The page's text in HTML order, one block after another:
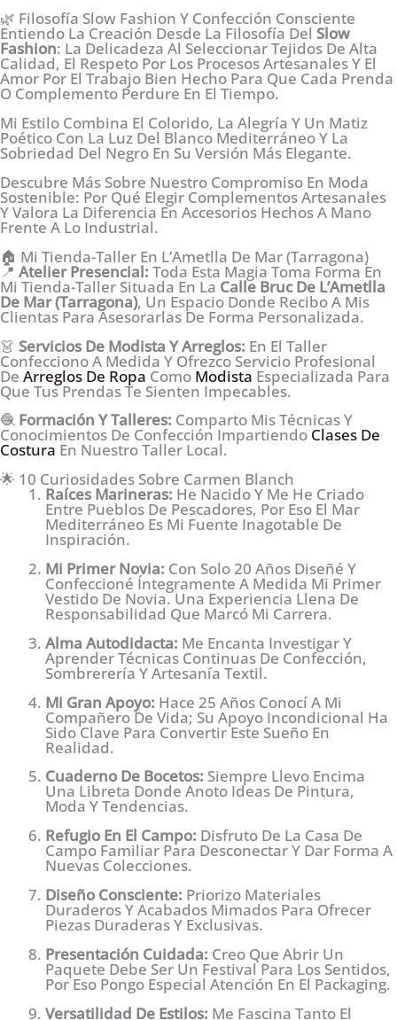
🌿 Filosofía Slow Fashion Y Confección Consciente
Entiendo La Creación Desde La Filosofía Del Slow
Fashion: La Delicadeza Al Seleccionar Tejidos De Alta
Calidad, El Respeto Por Los Procesos Artesanales Y El
Amor Por El Trabajo Bien Hecho Para Que Cada Prenda
O Complemento Perdure En El Tiempo.
Mi Estilo Combina El Colorido, La Alegría Y Un Matiz
Poético Con La Luz Del Blanco Mediterráneo Y La
Sobriedad Del Negro En Su Versión Más Elegante.
Descubre Más Sobre Nuestro Compromiso En Moda
Sostenible: Por Qué Elegir Complementos Artesanales
Y Valora La Diferencia En Accesorios Hechos A Mano
Frente A Lo Industrial.
🏠 Mi Tienda-Taller En L’Ametlla De Mar (Tarragona)
📍 Atelier Presencial: Toda Esta Magia Toma Forma En
Mi Tienda-Taller Situada En La Calle Bruc De L’Ametlla
De Mar (Tarragona), Un Espacio Donde Recibo A Mis
Clientas Para Asesorarlas De Forma Personalizada.
👗 Servicios De Modista Y Arreglos: En El Taller
Confecciono A Medida Y Ofrezco Servicio Profesional
De Arreglos De Ropa Como Modista Especializada Para
Que Tus Prendas Te Sienten Impecables.
🧶 Formación Y Talleres: Comparto Mis Técnicas Y
Conocimientos De Confección Impartiendo Clases De
Costura En Nuestro Taller Local.
🌟 10 Curiosidades Sobre Carmen Blanch
Raíces Marineras: He Nacido Y Me He Criado
Entre Pueblos De Pescadores, Por Eso El Mar
Mediterráneo Es Mi Fuente Inagotable De
Inspiración.
Mi Primer Novia: Con Solo 20 Años Diseñé Y
Confeccioné Íntegramente A Medida Mi Primer
Vestido De Novia. Una Experiencia Llena De
Responsabilidad Que Marcó Mi Carrera.
Alma Autodidacta: Me Encanta Investigar Y
Aprender Técnicas Continuas De Confección,
Sombrerería Y Artesanía Textil.
Mi Gran Apoyo: Hace 25 Años Conocí A Mi
Compañero De Vida; Su Apoyo Incondicional Ha
Sido Clave Para Convertir Este Sueño En
Realidad.
Cuaderno De Bocetos: Siempre Llevo Encima
Una Libreta Donde Anoto Ideas De Pintura,
Moda Y Tendencias.
Refugio En El Campo: Disfruto De La Casa De
Campo Familiar Para Desconectar Y Dar Forma A
Nuevas Colecciones.
Diseño Consciente: Priorizo Materiales
Duraderos Y Acabados Mimados Para Ofrecer
Piezas Duraderas Y Exclusivas.
Presentación Cuidada: Creo Que Abrir Un
Paquete Debe Ser Un Festival Para Los Sentidos,
Por Eso Pongo Especial Atención En El Packaging.
Versatilidad De Estilos: Me Fascina Tanto El